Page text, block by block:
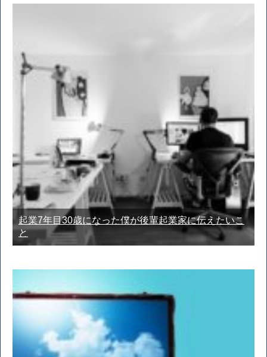
起業7年目30歳になった僕が後輩起業家に伝えたいこ
と